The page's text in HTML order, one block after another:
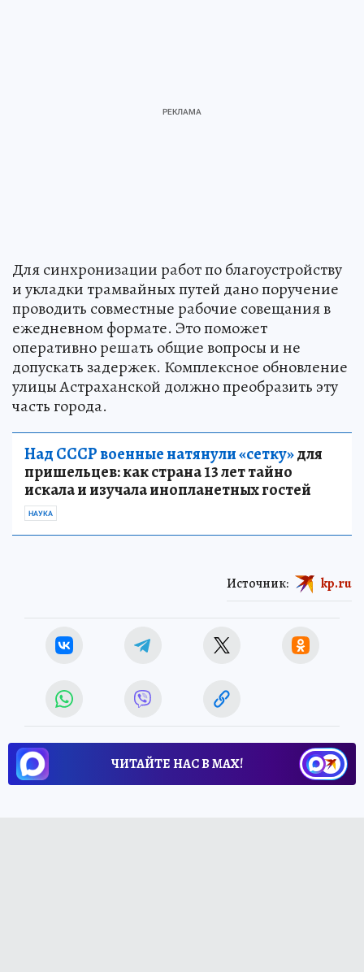
Для синхронизации работ по благоустройству
и укладки трамвайных путей дано поручение
проводить совместные рабочие совещания в
ежедневном формате. Это поможет
оперативно решать общие вопросы и не
допускать задержек. Комплексное обновление
улицы Астраханской должно преобразить эту
часть города.
Над СССР военные натянули «сетку»для
пришельцев: как страна 13 лет тайно
искала и изучала инопланетных гостей
НАУКА
Источник: kp.ru
ЧИТАЙТЕ НАС В МАХ!